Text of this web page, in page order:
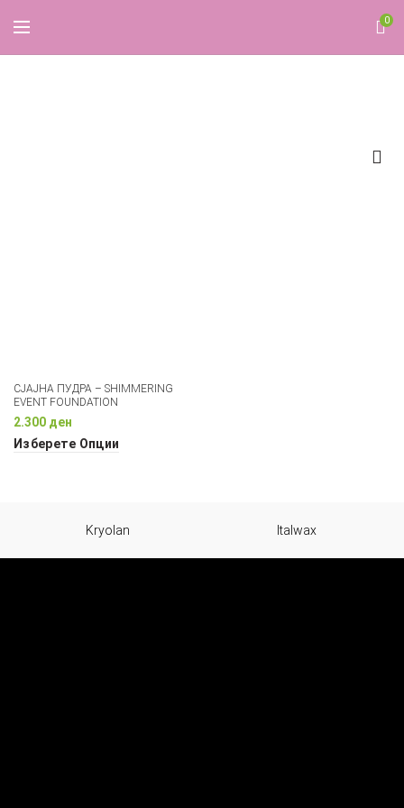
0
СЈАЈНА ПУДРА – SHIMMERING
EVENT FOUNDATION
2.300 ден
Изберете Опции
Kryolan Italwax